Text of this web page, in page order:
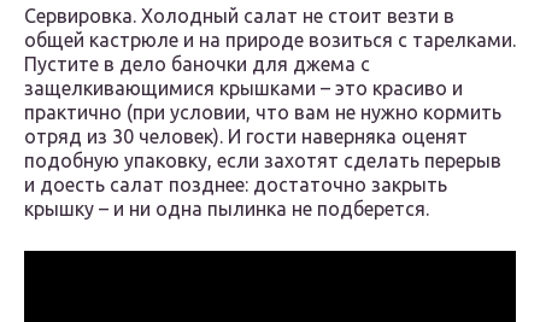
Сервировка. Холодный салат не стоит везти в
общей кастрюле и на природе возиться с тарелками.
Пустите в дело баночки для джема с
защелкивающимися крышками – это красиво и
практично (при условии, что вам не нужно кормить
отряд из 30 человек). И гости наверняка оценят
подобную упаковку, если захотят сделать перерыв
и доесть салат позднее: достаточно закрыть
крышку – и ни одна пылинка не подберется.